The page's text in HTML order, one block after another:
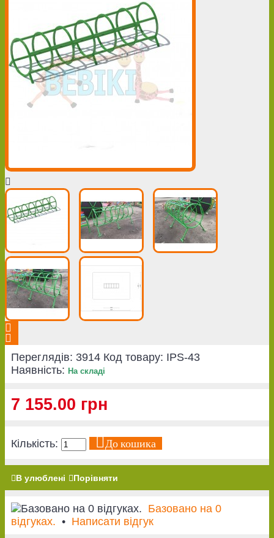
Переглядів: 3914 Код товару: IPS-43
Наявність: На складі
7 155.00 грн
Кількість: До кошика
В улюблені Порівняти
Базовано на 0
відгуках. • Написати відгук